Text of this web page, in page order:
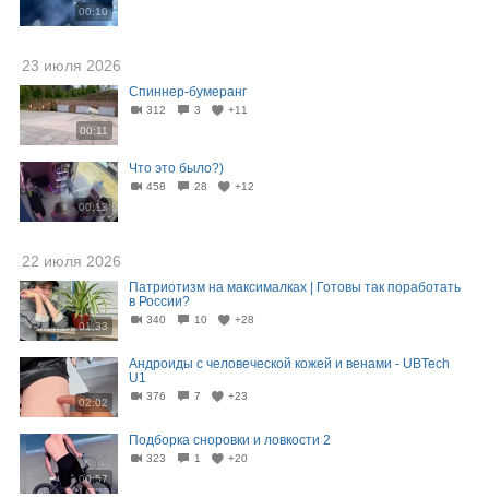
00:10
23 июля 2026
00:11
Спиннер-бумеранг
312 3 +11
00:13
Что это было?)
458 28 +12
22 июля 2026
01:33
Патриотизм на максималках | Готовы так поработать
в России?
340 10 +28
02:02
Андроиды с человеческой кожей и венами - UBTech
U1
376 7 +23
00:57
Подборка сноровки и ловкости 2
323 1 +20